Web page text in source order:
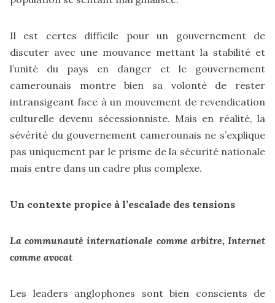
Il est certes difficile pour un gouvernement de
discuter avec une mouvance mettant la stabilité et
l’unité du pays en danger et le gouvernement
camerounais montre bien sa volonté de rester
intransigeant face à un mouvement de revendication
culturelle devenu sécessionniste. Mais en réalité, la
sévérité du gouvernement camerounais ne s’explique
pas uniquement par le prisme de la sécurité nationale
mais entre dans un cadre plus complexe.
Un contexte propice à l’escalade des tensions
La communauté internationale comme arbitre, Internet
comme avocat
Les leaders anglophones sont bien conscients de